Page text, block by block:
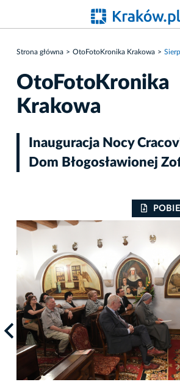
Strona główna OtoFotoKronika Krakowa
OtoFotoKronika
Krakowa
Inauguracja Nocy
Dom Błogosławionej